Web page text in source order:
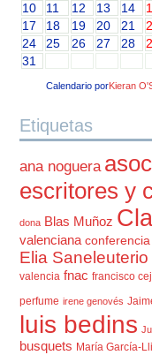
10
11 12 13 14
17
18 19 20 21
24
25 26 27 28
31
Calendario porKieran
Etiquetas
ana noguera
escritores y
dona Blas Muñoz
valenciana conferencia
Elia Saneleuterio
valencia fnac francisco
perfume irene genovés
luis bedins
busquets María García-